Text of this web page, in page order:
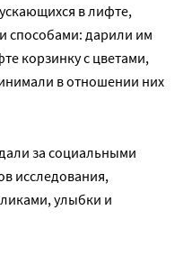
в лифте,
способами: дарили им
корзинку с цветами,
в отношении них
за социальными
исследования,
улыбки и